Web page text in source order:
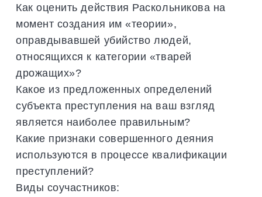
Как оценить действия Раскольникова на
момент создания им «теории»,
оправдывавшей убийство людей,
относящихся к категории «тварей
дрожащих»?
Какое из предложенных определений
субъекта преступления на ваш взгляд
является наиболее правильным?
Какие признаки совершенного деяния
используются в процессе квалификации
преступлений?
Виды соучастников: